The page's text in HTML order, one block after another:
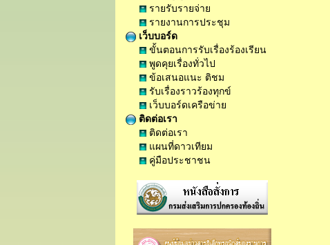
รายรับรายจ่าย
รายงานการประชุม
เว็บบอร์ด
ขั้นตอนการรับเรื่องร้องเรียน
พูดคุยเรื่องทั่วไป
ข้อเสนอแนะ ติชม
รับเรื่องราวร้องทุกข์
เว็บบอร์ดเครือข่าย
ติดต่อเรา
ติดต่อเรา
แผนที่ดาวเทียม
คู่มือประชาชน